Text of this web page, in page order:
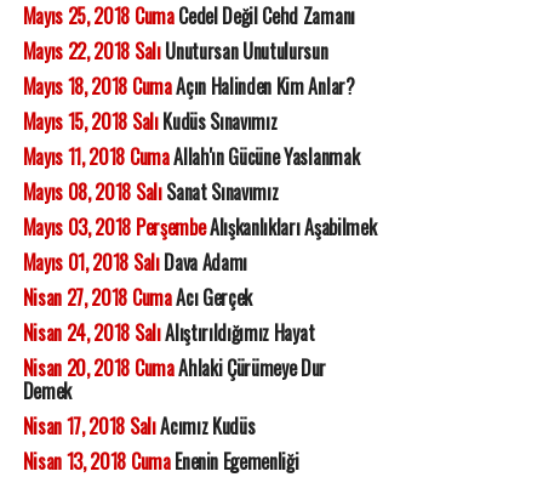
Mayıs 25, 2018 CumaCedel Değil Cehd Zamanı
Mayıs 22, 2018 SalıUnutursan Unutulursun
Mayıs 18, 2018 CumaAçın Halinden Kim Anlar?
Mayıs 15, 2018 SalıKudüs Sınavımız
Mayıs 11, 2018 CumaAllah'ın Gücüne Yaslanmak
Mayıs 08, 2018 SalıSanat Sınavımız
Mayıs 03, 2018 PerşembeAlışkanlıkları Aşabilmek
Mayıs 01, 2018 SalıDava Adamı
Nisan 27, 2018 CumaAcı Gerçek
Nisan 24, 2018 SalıAlıştırıldığımız Hayat
Nisan 20, 2018 CumaAhlaki Çürümeye Dur
Demek
Nisan 17, 2018 SalıAcımız Kudüs
Nisan 13, 2018 CumaEnenin Egemenliği